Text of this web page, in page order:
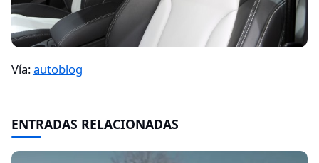
Vía:autoblog
ENTRADAS RELACIONADAS